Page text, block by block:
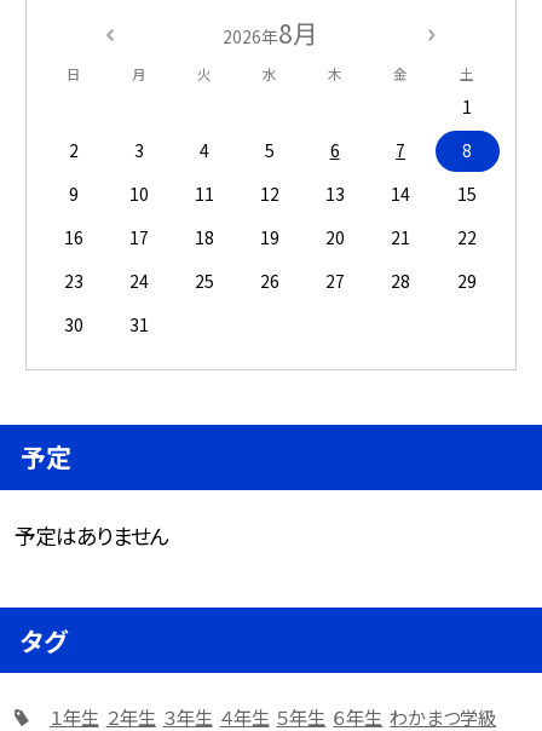
2026年8月
日 月 火 水 木 金 土
1
2
3 4 5 6 7
8
9
10 11 12 13 14
15
16
17 18 19 20 21
22
23
24 25 26 27 28
29
30
31
予定
予定はありません
タグ
１年生 ２年生 ３年生 ４年生 ５年生 ６年生 わかまつ学級